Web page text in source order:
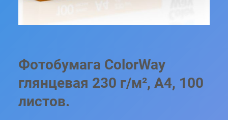
Фотобумага ColorWay
глянцевая 230 г/м², A4, 100
листов.